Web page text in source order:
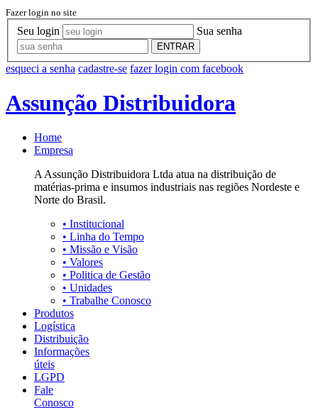
Fazer login no site
Seu login Sua senha
ENTRAR
esqueci a senha cadastre-se fazer login com facebook
Assunção Distribuidora
Home
Empresa
A Assunção Distribuidora Ltda atua na distribuição de
matérias-prima e insumos industriais nas regiões Nordeste e
Norte do Brasil.
• Institucional
• Linha do Tempo
• Missão e Visão
• Valores
• Politica de Gestão
• Unidades
• Trabalhe Conosco
Produtos
Logística
Distribuição
Informações
úteis
LGPD
Fale
Conosco